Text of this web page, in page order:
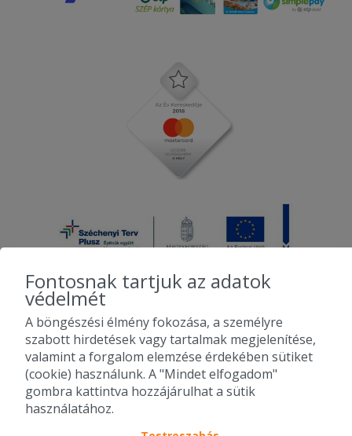
2010-2026 Copyright - Falatozz.hu - Diston-line Kft.
Pizza, gyros, hamburger, menük kedvező áron, egy helyen az összes
étterem ajánlata.
Fontosnak tartjuk az adatok
védelmét
A böngészési élmény fokozása, a személyre
szabott hirdetések vagy tartalmak megjelenítése,
valamint a forgalom elemzése érdekében sütiket
(cookie) használunk. A "Mindet elfogadom"
gombra kattintva hozzájárulhat a sütik
használatához.